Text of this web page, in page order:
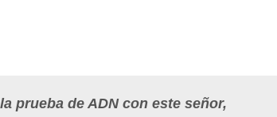
prueba de ADN con este señor,